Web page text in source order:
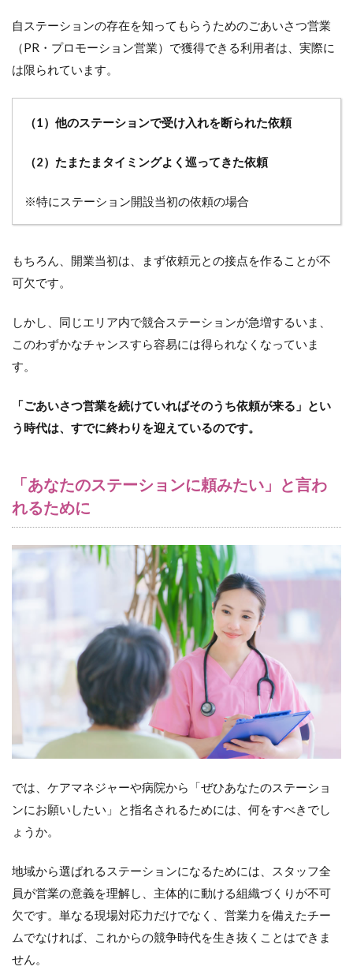
なた
テー
ショ
頼み
い」
われ
るた
者
獲
得
営
へ
る
た
の
ス
テ
ッ
プ
4
のマイン
護におけ
5
STEP2：
標を共有
し、自律
的に動け
る組織の
ための
作成
5.1
（１）
抽象的
で曖昧
自ステーションの存在を知ってもらうためのごあいさつ営業
（PR・プロモーション営業）で獲得できる利用者は、実際に
は限られています。
（1）他のステーションで受け入れを断られた依頼
（2）たまたまタイミングよく巡ってきた依頼
※特にステーション開設当初の依頼の場合
もちろん、開業当初は、まず依頼元との接点を作ることが不
可欠です。
しかし、同じエリア内で競合ステーションが急増するいま、
このわずかなチャンスすら容易には得られなくなっていま
す。
「ごあいさつ営業を続けていればそのうち依頼が来る」とい
う時代は、すでに終わりを迎えているのです。
「あなたのステーションに頼みたい」と言わ
れるために
では、ケアマネジャーや病院から「ぜひあなたのステーショ
ンにお願いしたい」と指名されるためには、何をすべきでし
ょうか。
地域から選ばれるステーションになるためには、スタッフ全
員が営業の意義を理解し、主体的に動ける組織づくりが不可
欠です。単なる現場対応力だけでなく、営業力を備えたチー
ムでなければ、これからの競争時代を生き抜くことはできま
せん。